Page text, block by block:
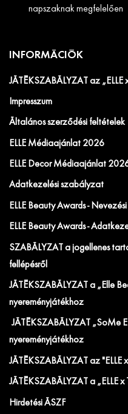
napszaknak megfelelően
INFORMÁCIÓK
JÁTÉKSZABÁLYZAT az
Impresszum
Általános szerződési feltételek
ELLE Médiaajánlat 2026
ELLE Decor Médiaajánlat
Adatkezelési szabályzat
ELLE Beauty Awards -
ELLE Beauty Awards -
SZABÁLYZAT a jogellenes
fellépésről
JÁTÉKSZABÁLYZAT a „Elle
nyereményjátékhoz
JÁTÉKSZABÁLYZAT „SoMe
nyereményjátékhoz
JÁTÉKSZABÁLYZAT az "ELLE
JÁTÉKSZABÁLYZAT a „ELLE
Hirdetési ÁSZF